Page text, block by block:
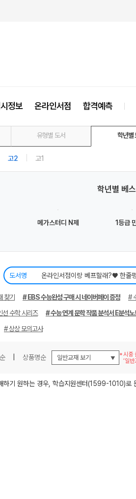
메가스터디
정보 온라인서점 합격예측
유형별 도서 학년별
고2 고1
학년별 베
메가스터디 N제 1등급
도서명
찾기 # EBS 수능완성 구매 시 네이버페이 증정 #
선 수학 시리즈
# 수능 연계 문학 작품 분석서 E분석노
# 상상 모의고사
상품명순
시중
‘일
하기 원하는 경우, 학습지원센터(1599-1010)로